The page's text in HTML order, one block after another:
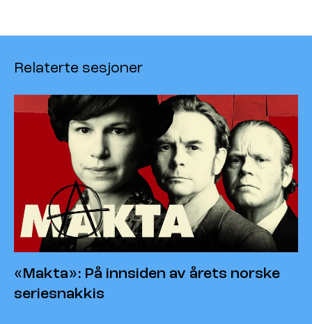
Relaterte sesjoner
«Makta»: På innsiden av årets norske
seriesnakkis